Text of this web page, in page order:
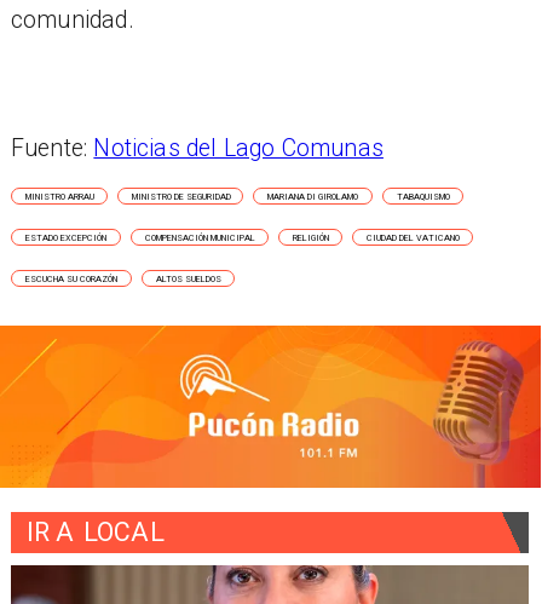
comunidad.
Fuente: Noticias del Lago Comunas
MINISTRO ARRAU MINISTRO DE SEGURIDAD MARIANA DI GIROLAMO TABAQUISMO
ESTADO EXCEPCIÓN COMPENSACIÓN MUNICIPAL RELIGIÓN CIUDAD DEL VATICANO
ESCUCHA SU CORAZÓN ALTOS SUELDOS
IR A LOCAL